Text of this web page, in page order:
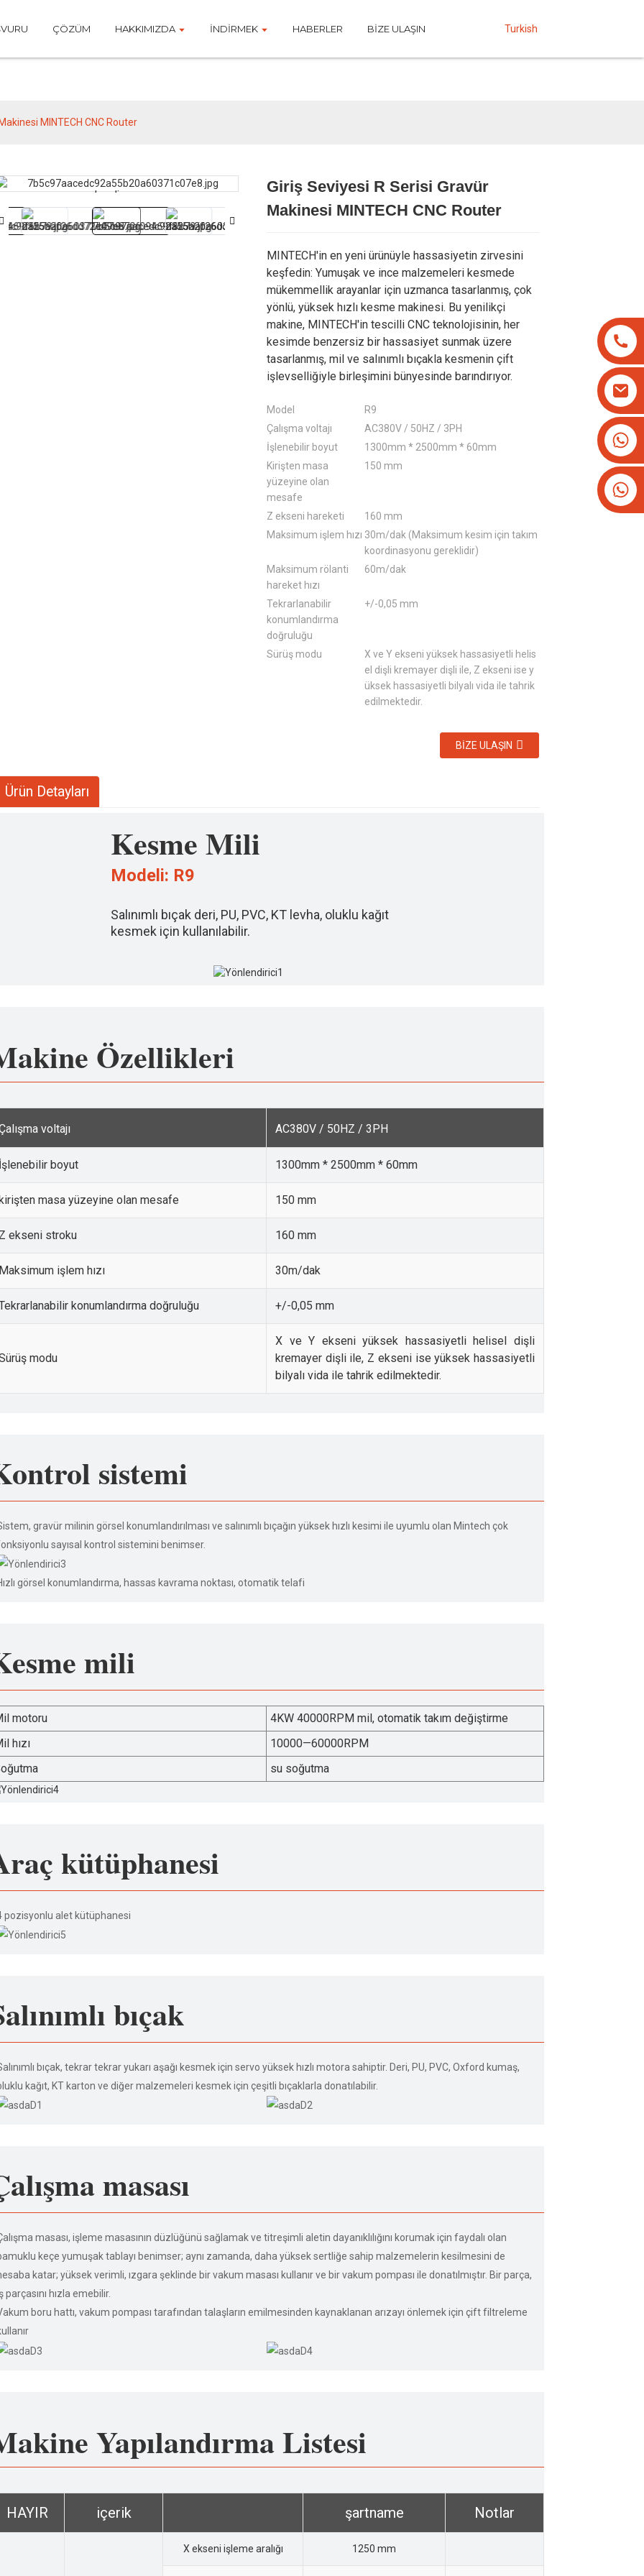
ÇÖZÜM HAKKIMIZDA İNDIRMEK HABERLER BIZE ULAŞIN Turkish
+16266628193
Ürünler
MINTECH CNC Router
Loading...
Loading... Loading...
Loading...
Giriş Seviyesi R Serisi Gravür
Makinesi MINTECH CNC Router
MINTECH'in en yeni ürünüyle hassasiyetin zirvesini
keşfedin: Yumuşak ve ince malzemeleri kesmede
mükemmellik arayanlar için uzmanca tasarlanmış, çok
yönlü, yüksek hızlı kesme makinesi. Bu yenilikçi
makine, MINTECH'in tescilli CNC teknolojisinin, her
kesimde benzersiz bir hassasiyet sunmak üzere
tasarlanmış, mil ve salınımlı bıçakla kesmenin çift
işlevselliğiyle birleşimini bünyesinde barındırıyor.
Model
R9
Çalışma voltajı
AC380V / 50HZ / 3PH
İşlenebilir boyut
1300mm * 2500mm * 60mm
Kirişten masa
yüzeyine olan
mesafe
150 mm
Z ekseni hareketi
160 mm
Maksimum işlem hızı 30m/dak (Maksimum kesim için takım
koordinasyonu gereklidir)
Maksimum rölanti
hareket hızı
60m/dak
Tekrarlanabilir
konumlandırma
doğruluğu
+/-0,05 mm
Sürüş modu
X ve Y ekseni yüksek hassasiyetli helis
el dişli kremayer dişli ile, Z ekseni ise y
üksek hassasiyetli bilyalı vida ile tahrik
edilmektedir.
BIZE ULAŞIN
Ürün Detayları
Kesme Mili
Modeli: R9
Salınımlı bıçak deri, PU, ​​PVC, KT levha, oluklu kağıt
kesmek için kullanılabilir.
Özellikleri
voltajı AC380V / 50HZ / 3PH
İşlenebilir boyut 1300mm * 2500mm * 60mm
masa yüzeyine olan mesafe 150 mm
Z ekseni stroku 160 mm
Maksimum işlem hızı 30m/dak
konumlandırma doğruluğu +/-0,05 mm
modu
X ve Y ekseni yüksek hassasiyetli helisel dişli
kremayer dişli ile, Z ekseni ise yüksek hassasiyetli
bilyalı vida ile tahrik edilmektedir.
sistemi
gravür milinin görsel konumlandırılması ve salınımlı bıçağın yüksek hızlı kesimi ile uyumlu olan Mintech çok
sayısal kontrol sistemini benimser.
görsel konumlandırma, hassas kavrama noktası, otomatik telafi
mili
motoru
4KW 40000RPM mil, otomatik takım değiştirme
hızı
10000—60000RPM
su soğutma
kütüphanesi
pozisyonlu alet kütüphanesi
bıçak
bıçak, tekrar tekrar yukarı aşağı kesmek için servo yüksek hızlı motora sahiptir. Deri, PU, ​​PVC, Oxford kumaş,
kağıt, KT karton ve diğer malzemeleri kesmek için çeşitli bıçaklarla donatılabilir.
masası
masası, işleme masasının düzlüğünü sağlamak ve titreşimli aletin dayanıklılığını korumak için faydalı olan
keçe yumuşak tablayı benimser; aynı zamanda, daha yüksek sertliğe sahip malzemelerin kesilmesini de
katar; yüksek verimli, ızgara şeklinde bir vakum masası kullanır ve bir vakum pompası ile donatılmıştır. Bir parça,
parçasını hızla emebilir.
boru hattı, vakum pompası tarafından talaşların emilmesinden kaynaklanan arızayı önlemek için çift filtreleme
Yapılandırma Listesi
HAYIR içerik şartname Notlar
X ekseni işleme aralığı 1250 mm